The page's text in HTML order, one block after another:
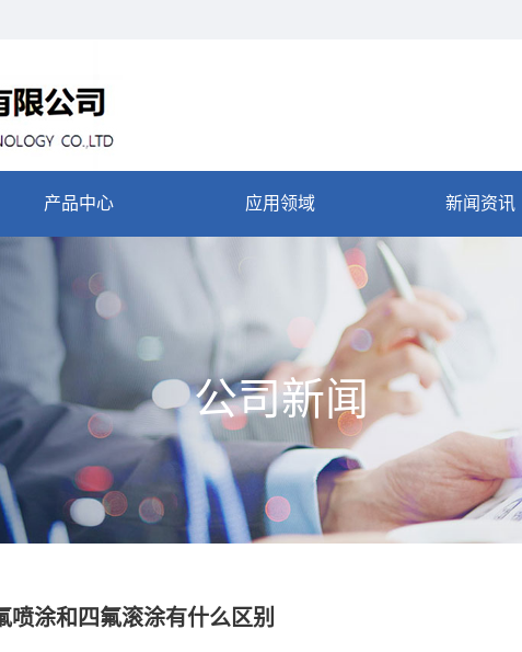
产品中心 应用领域 新闻资讯
公司新闻
喷涂和四氟滚涂有什么区别